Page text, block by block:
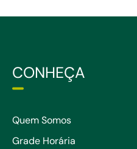
CONHEÇA
Quem Somos
Grade Horária